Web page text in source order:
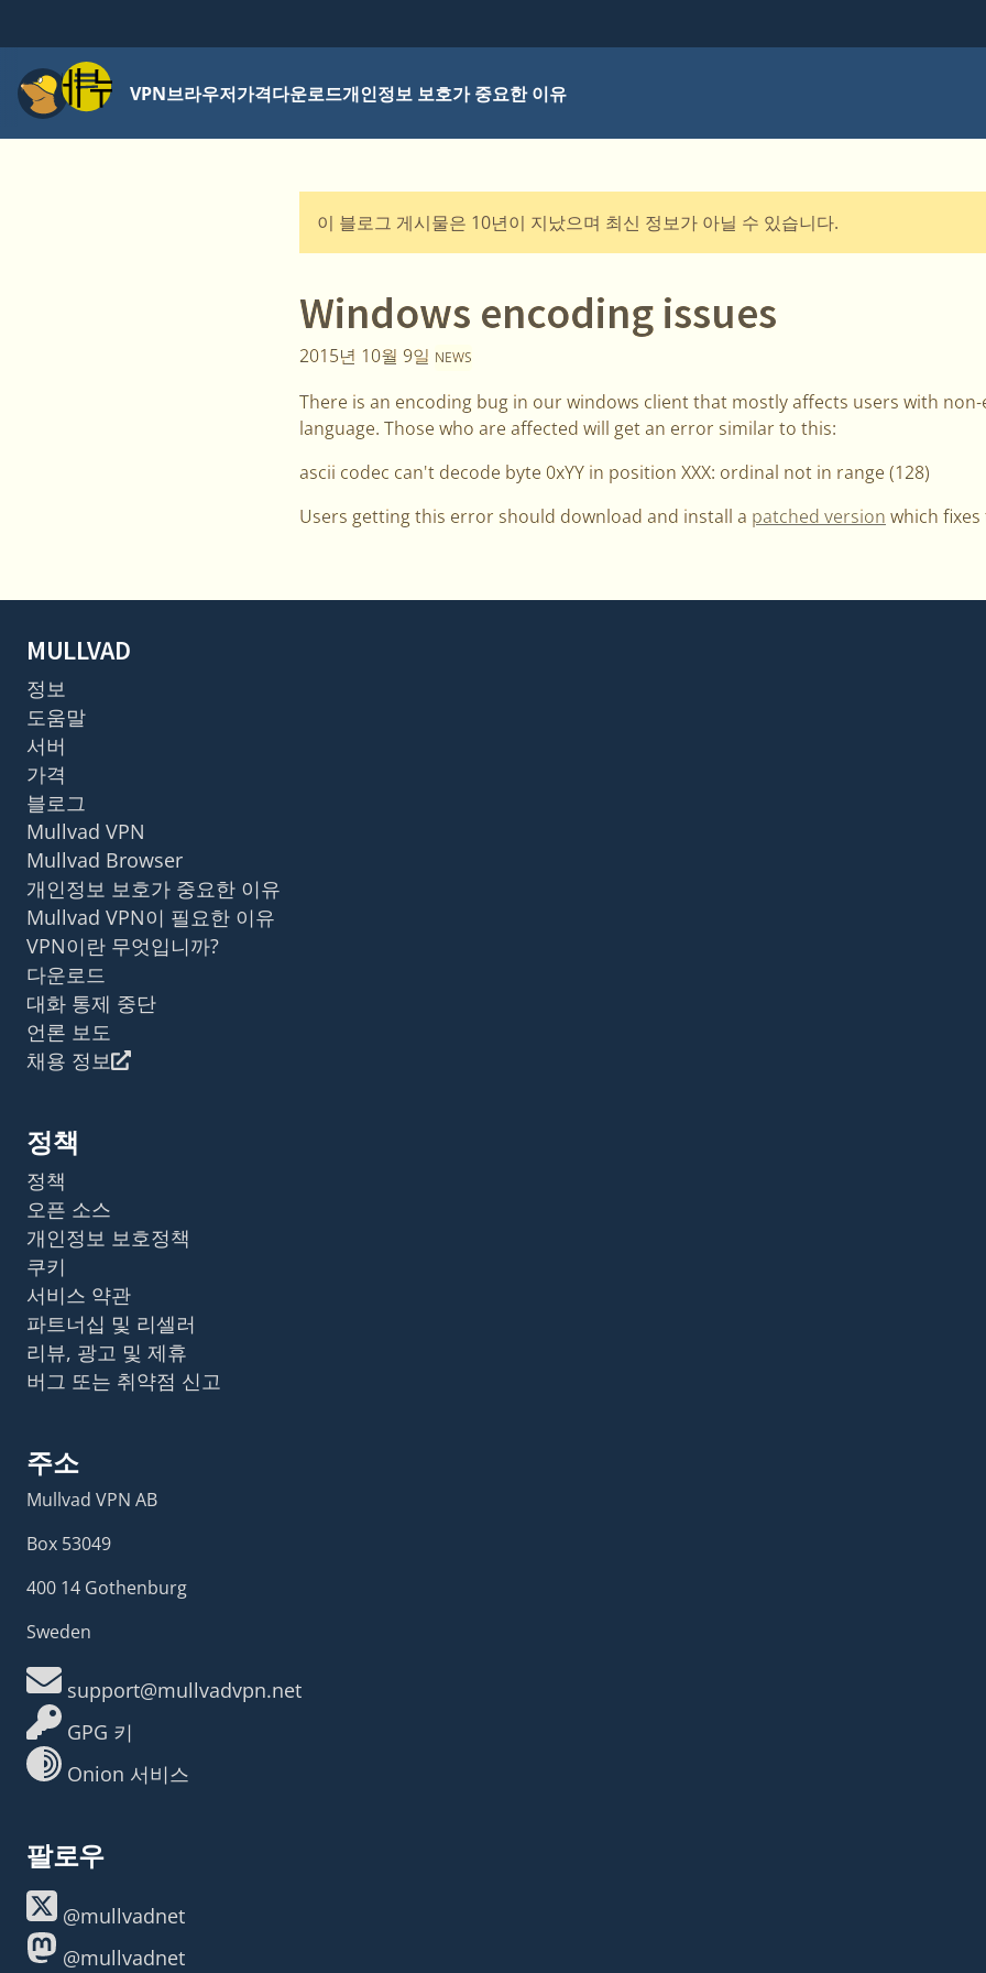
메뉴VPN브라우저가격다운로드개인정보 보호가 중요한 이유
이 블로그 게시물은 10년이 지났으며 최신 정보가 아닐 수 있습니다.
Windows encoding issues
2015년 10월 9일 NEWS
There is an encoding bug in our windows client that mostly affects users with
language. Those who are affected will get an error similar to this:
ascii codec can't decode byte 0xYY in position XXX: ordinal not in range (128)
Users getting this error should download and install a patched version which
MULLVAD
정보
도움말
서버
가격
블로그
Mullvad VPN
Mullvad Browser
개인정보 보호가 중요한 이유
Mullvad VPN이 필요한 이유
VPN이란 무엇입니까?
다운로드
대화 통제 중단
언론 보도
채용 정보
정책
정책
오픈 소스
개인정보 보호정책
쿠키
서비스 약관
파트너십 및 리셀러
리뷰, 광고 및 제휴
버그 또는 취약점 신고
주소
Mullvad VPN AB
Box 53049
400 14 Gothenburg
Sweden
support@mullvadvpn.net
GPG 키
Onion 서비스
팔로우
@mullvadnet
@mullvadnet